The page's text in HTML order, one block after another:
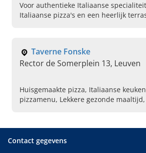
Voor authentieke Italiaanse
Italiaanse pizza's en een heerlijk
Taverne Fonske
Rector de Somerplein 13, Leuven
Huisgemaakte pizza, Italiaanse
pizzamenu, Lekkere gezonde maaltijd,
menu
Contact gegevens